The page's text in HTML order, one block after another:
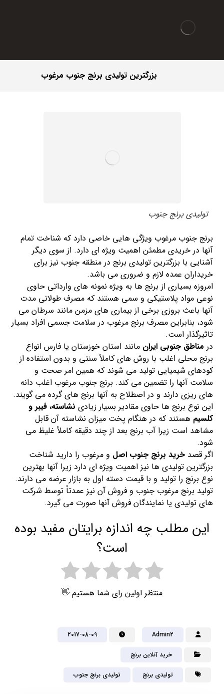
بزرگترین تولیدی برنج جنوب مرغوب
تولیدی برنج جنوب
برنج جنوب مرغوب ویژگی هایی خاصی دارد که شناخت تمام
آنها در خریدی مطمئن اهمیت ویژه ای دارد. از سوی دیگر
آشنایی با بزرگترین تولیدی برنج در منطقه جنوب نیز برای
خریداران عمده لازم و ضروری می باشد.
امروزه بسیاری از برنج ها به ویژه نمونه های وارداتی حاوی
نوعی مواد پلاستیکی و سمی هستند که مصرف طولانی مدت
آنها باعث بروزی برخی از بیماری های مزمن مانند سرطان می
شود، بنابراین مصرف برنج مرغوب در سلامت جسمی افراد بسیار
تاثیرگذار است.
در مناطق جنوبی ایران مانند استان خوزستان یا فارس انواع
برنج محلی اغلب با روش های کاملاً سنتی و بدون استفاده از
کودهای شیمیایی تولید می شوند که همین امر صحت و
سلامت آنها را تضمین می کند. برنج جنوب مرغوب اغلب دانه
های ریزی دارند و در اصطلاح به آنها برنج های گرده می گویند.
این نوع برنج ها حاوی مقادیر بسیار زیادی نشاسته، فیبر و
کلسیم هستند که در هنگام پخت میزان نشاسته آن قابل
مشاهد است زیرا آب برنج بعد از چند دقیقه کاملاً غلیظ می
شود.
اگر قصدخرید برنج جنوب اصل و مرغوب را دارید شناخت
بزرگترین تولیدی ها نیز اهمیت ویژه ای دارد زیرا آنها بهترین
نوع برنج را تولید و با قیمت دسته اول به بازار عرضه می دارند.
تولید برنج مرغوب جنوب و فروش آن نیز عمدتاً توسط شرکت
های تولیدی یا نمایندگان فروش آنها صورت می گیرد.
این مطلب چه اندازه برایتان مفید بوده
است؟
منتظر اولین رای شما هستیم 👋
Admin2
2017-08-09
خرید آنلاین برنج
تولیدی برنج تولیدی برنج جنوب